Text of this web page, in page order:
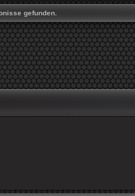
gefunden.